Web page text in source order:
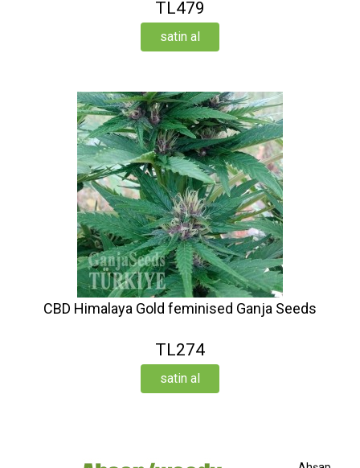
TL479
satin al
CBD Himalaya Gold feminised Ganja Seeds
TL274
satin al